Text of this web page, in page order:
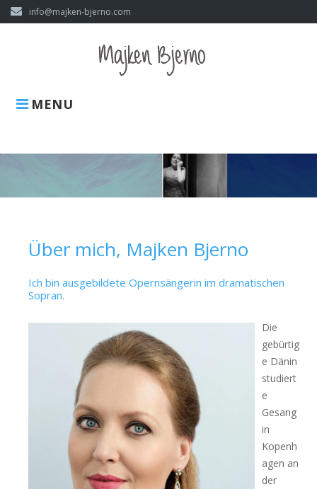
Skip
to
info@majken-bjerno.com
MENU
Über mich, Majken Bjerno
Ich bin ausgebildete Opernsängerin im dramatischen
Sopran.
Die
gebürtig
e Dänin
studiert
e
Gesang
in
Kopenh
agen an
der